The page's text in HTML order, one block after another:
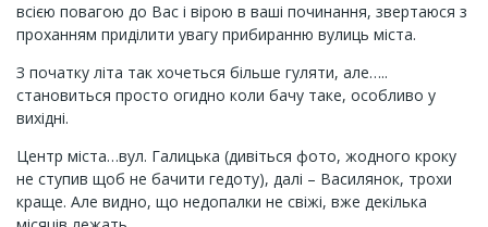
всією повагою до Вас і вірою в ваші починання, звертаюся з
проханням приділити увагу прибиранню вулиць міста.
З початку літа так хочеться більше гуляти, але…..
становиться просто огидно коли бачу таке, особливо у
вихідні.
Центр міста…вул. Галицька (дивіться фото, жодного кроку
не ступив щоб не бачити гедоту), далі – Василянок, трохи
краще. Але видно, що недопалки не свіжі, вже декілька